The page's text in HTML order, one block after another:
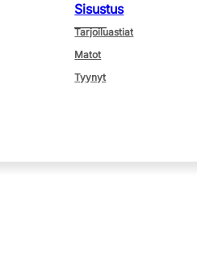
Sisustus
Tarjoiluastiat
Matot
Tyynyt